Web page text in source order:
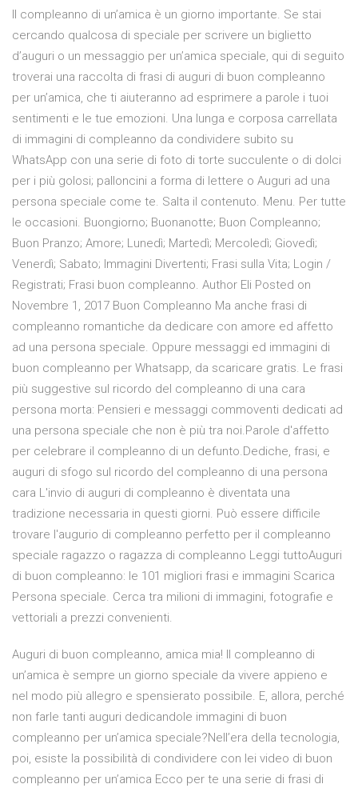
Il compleanno di un’amica è un giorno importante. Se stai
cercando qualcosa di speciale per scrivere un biglietto
d’auguri o un messaggio per un’amica speciale, qui di seguito
troverai una raccolta di frasi di auguri di buon compleanno
per un’amica, che ti aiuteranno ad esprimere a parole i tuoi
sentimenti e le tue emozioni. Una lunga e corposa carrellata
di immagini di compleanno da condividere subito su
WhatsApp con una serie di foto di torte succulente o di dolci
per i più golosi; palloncini a forma di lettere o Auguri ad una
persona speciale come te. Salta il contenuto. Menu. Per tutte
le occasioni. Buongiorno; Buonanotte; Buon Compleanno;
Buon Pranzo; Amore; Lunedì; Martedì; Mercoledì; Giovedì;
Venerdì; Sabato; Immagini Divertenti; Frasi sulla Vita; Login /
Registrati; Frasi buon compleanno. Author Eli Posted on
Novembre 1, 2017 Buon Compleanno Ma anche frasi di
compleanno romantiche da dedicare con amore ed affetto
ad una persona speciale. Oppure messaggi ed immagini di
buon compleanno per Whatsapp, da scaricare gratis. Le frasi
più suggestive sul ricordo del compleanno di una cara
persona morta: Pensieri e messaggi commoventi dedicati ad
una persona speciale che non è più tra noi.Parole d'affetto
per celebrare il compleanno di un defunto.Dediche, frasi, e
auguri di sfogo sul ricordo del compleanno di una persona
cara L'invio di auguri di compleanno è diventata una
tradizione necessaria in questi giorni. Può essere difficile
trovare l'augurio di compleanno perfetto per il compleanno
speciale ragazzo o ragazza di compleanno Leggi tuttoAuguri
di buon compleanno: le 101 migliori frasi e immagini Scarica
Persona speciale. Cerca tra milioni di immagini, fotografie e
vettoriali a prezzi convenienti.
Auguri di buon compleanno, amica mia! Il compleanno di
un’amica è sempre un giorno speciale da vivere appieno e
nel modo più allegro e spensierato possibile. E, allora, perché
non farle tanti auguri dedicandole immagini di buon
compleanno per un’amica speciale?Nell’era della tecnologia,
poi, esiste la possibilità di condividere con lei video di buon
compleanno per un’amica Ecco per te una serie di frasi di